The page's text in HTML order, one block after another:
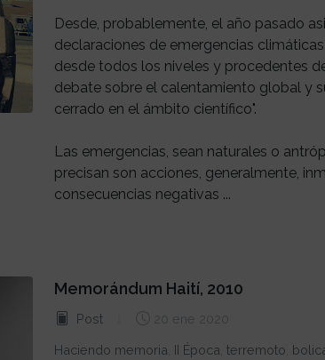
Desde, probablemente, el año pasado
declaraciones de emergencias
desde todos los niveles y procedentes
debate sobre el calentamiento global y
cerrado en el ámbito científico".
Las emergencias, sean naturales o
precisan son acciones, generalmente,
consecuencias negativas ...
Memorándum Haití, 2010
Post 20 ene 2020
Haciendo memoria II Época terremoto